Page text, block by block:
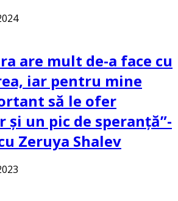
are mult de-a face cu
iar pentru mine
să le ofer
un pic de speranță”-
Zeruya Shalev